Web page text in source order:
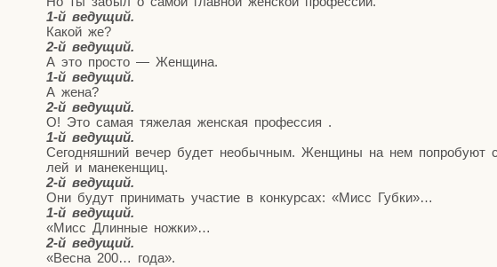
1‑й веду­щий.
Какой же?
2‑й веду­щий.
А это про­сто — Женщина.
1‑й веду­щий.
А жена?
2‑й веду­щий.
О! Это самая тяже­лая жен­ская профессия .
1‑й веду­щий.
Сего­дняш­ний вечер будет необыч­ным. Жен­щи­ны на нем
лей и манекенщиц.
2‑й веду­щий.
Они будут при­ни­мать уча­стие в кон­кур­сах: «Мисс Губки»…
1‑й веду­щий.
«Мисс Длин­ные ножки»…
2‑й веду­щий.
«Вес­на 200… года».